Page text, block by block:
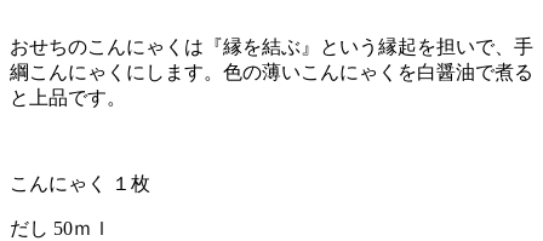
おせちのこんにゃくは『縁を結ぶ』という縁起を担いで、手
綱こんにゃくにします。色の薄いこんにゃくを白醤油で煮る
と上品です。
こんにゃく １枚
だし 50ｍｌ